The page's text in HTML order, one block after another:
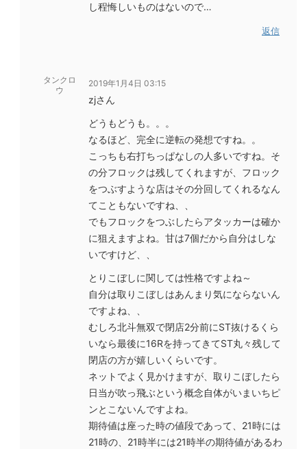
し程悔しいものはないので…
返信
タンクロ
ウ
2019年1月4日 03:15
zjさん
どうもどうも。。。
なるほど、完全に逆転の発想ですね。。
こっちも右打ちっぱなしの人多いですね。そ
の分フロックは残してくれますが、フロック
をつぶすような店はその分回してくれるなん
てこともないですね、、
でもフロックをつぶしたらアタッカーは確か
に狙えますよね。甘は7個だから自分はしな
いですけど、、
とりこぼしに関しては性格ですよね～
自分は取りこぼしはあんまり気にならないん
ですよね、、
むしろ北斗無双で閉店2分前にST抜けるくら
いなら最後に16Rを持ってきてST丸々残して
閉店の方が嬉しいくらいです。
ネットでよく見かけますが、取りこぼしたら
日当が吹っ飛ぶという概念自体がいまいちピ
ンとこないんですよね。
期待値は座った時の値段であって、21時には
21時の、21時半には21時半の期待値があるわ